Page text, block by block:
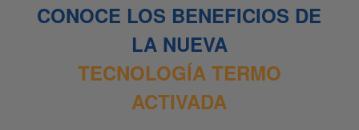
CONOCE LOS BENEFICIOS DE
LA NUEVA
TECNOLOGÍA TERMO
ACTIVADA